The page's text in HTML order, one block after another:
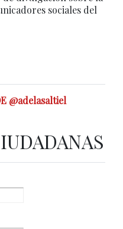
sociales del
@adelasaltiel